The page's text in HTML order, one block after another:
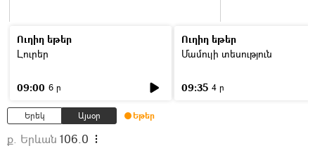
Ուղիղ եթեր
Լուրեր
09:00 6 ր
Ուղիղ եթեր
Մամուլի տեսություն
09:35 4 ր
Երեկ Այսօր Եթեր
ք. Երևան 106.0